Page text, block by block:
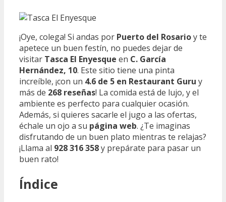
¡Oye, colega! Si andas por Puerto del Rosarioy te
apetece un buen festín, no puedes dejar de
visitar Tasca El Enyesque en C. García
Hernández, 10. Este sitio tiene una pinta
increíble, ¡con un 4.6 de 5 en Restaurant Guru y
más de 268 reseñas! La comida está de lujo, y el
ambiente es perfecto para cualquier ocasión.
Además, si quieres sacarle el jugo a las ofertas,
échale un ojo a su página web. ¿Te imaginas
disfrutando de un buen plato mientras te relajas?
¡Llama al 928 316 358y prepárate para pasar un
buen rato!
Índice